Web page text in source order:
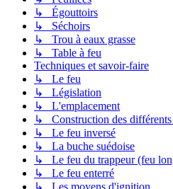
↳ Égouttoirs
↳ Séchoirs
↳ Trou à eaux grasse
↳ Table à feu
Techniques et savoir-faire
↳ Le feu
↳ Législation
↳ L'emplacement
↳ Construction des différents
↳ Le feu inversé
↳ La buche suédoise
↳ Le feu du trappeur (feu
↳ Le feu enterré